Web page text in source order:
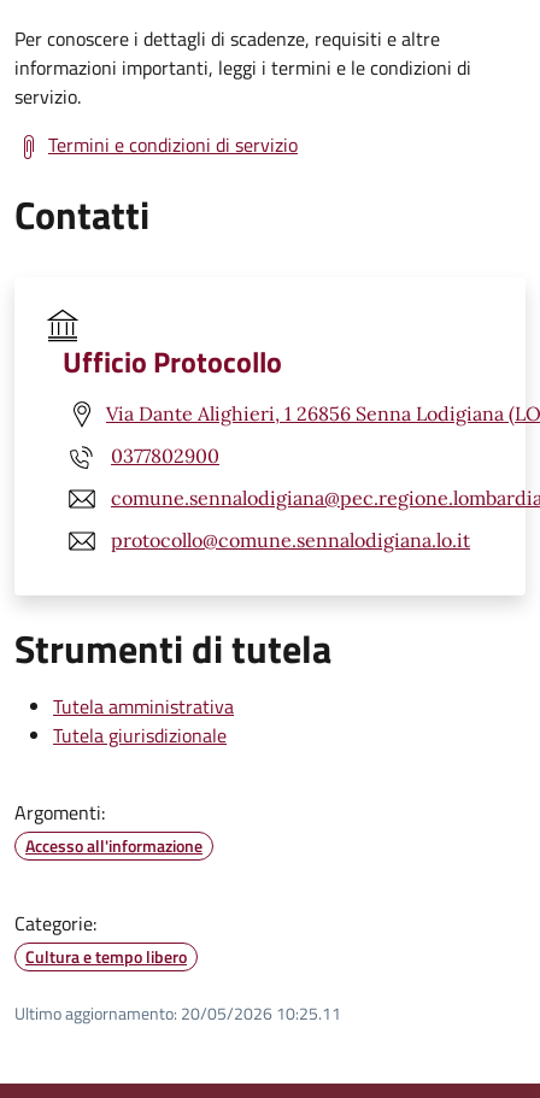
Per conoscere i dettagli di scadenze, requisiti e altre
informazioni importanti, leggi i termini e le condizioni di
servizio.
Termini e condizioni di servizio
Contatti
Ufficio Protocollo
Via Dante Alighieri, 1 26856 Senna Lodigiana
0377802900
protocollo@comune.sennalodigiana.lo.it
Strumenti di tutela
Tutela amministrativa
Tutela giurisdizionale
Argomenti:
Accesso all'informazione
Categorie:
Cultura e tempo libero
Ultimo aggiornamento: 20/05/2026 10:25.11